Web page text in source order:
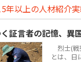
年以上の人材紹介
証言者の記憶、異
烈士(戦
とは、